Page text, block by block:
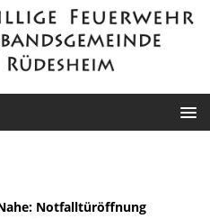
Notfalltüröffnung